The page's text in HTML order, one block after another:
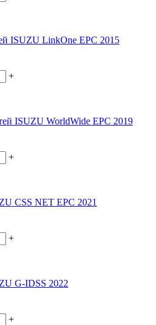
ISUZU LinkOne EPC 2015
+
ISUZU WorldWide EPC 2019
+
CSS NET EPC 2021
+
G-IDSS 2022
+